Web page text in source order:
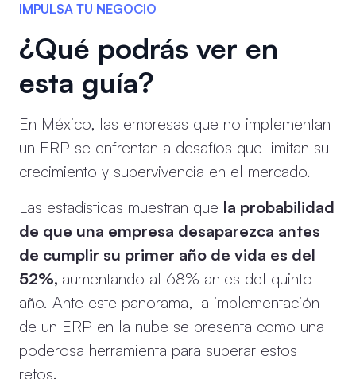
IMPULSA TU NEGOCIO
¿Qué podrás ver en
esta guía?
En México, las empresas que no implementan
un ERP se enfrentan a desafíos que limitan su
crecimiento y supervivencia en el mercado.
Las estadísticas muestran que la probabilidad
de que una empresa desaparezca antes
de cumplir su primer año de vida es del
52%, aumentando al 68% antes del quinto
año. Ante este panorama, la implementación
de un ERP en la nube se presenta como una
poderosa herramienta para superar estos
retos.